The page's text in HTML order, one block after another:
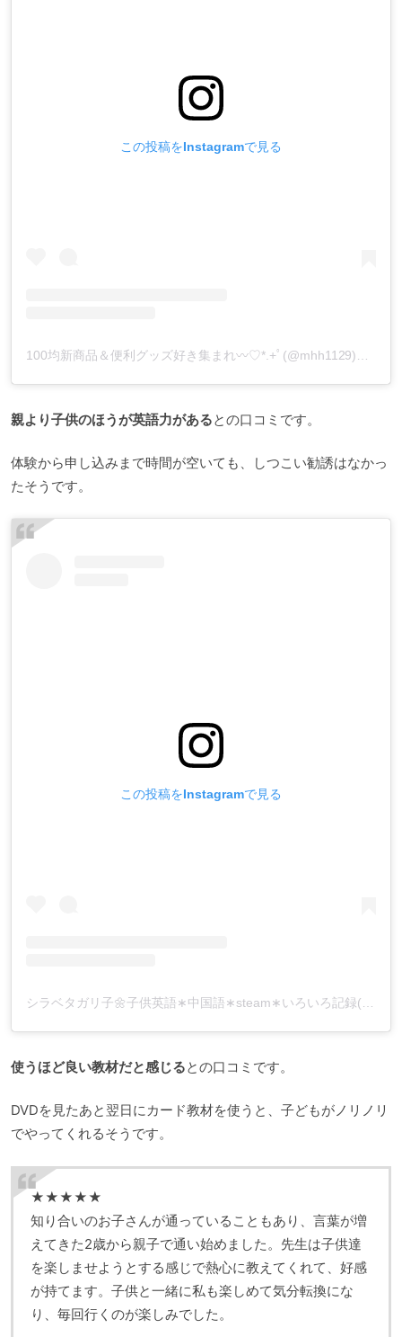
この投稿をInstagramで見る
親より子供のほうが英語力があるとの口コミです。
体験から申し込みまで時間が空いても、しつこい勧誘はなかっ
たそうです。
この投稿をInstagramで見る
使うほど良い教材だと感じるとの口コミです。
DVDを見たあと翌日にカード教材を使うと、子どもがノリノリ
でやってくれるそうです。
★★★★★
知り合いのお子さんが通っていることもあり、言葉が増
えてきた2歳から親子で通い始めました。先生は子供達
を楽しませようとする感じで熱心に教えてくれて、好感
が持てます。子供と一緒に私も楽しめて気分転換にな
り、毎回行くのが楽しみでした。